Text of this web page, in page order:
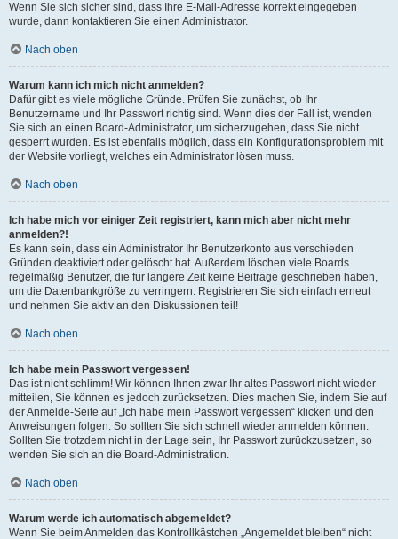
Wenn Sie sich sicher sind, dass Ihre E-Mail-Adresse korrekt eingegeben
wurde, dann kontaktieren Sie einen Administrator.
Nach oben
Warum kann ich mich nicht anmelden?
Dafür gibt es viele mögliche Gründe. Prüfen Sie zunächst, ob Ihr
Benutzername und Ihr Passwort richtig sind. Wenn dies der Fall ist, wenden
Sie sich an einen Board-Administrator, um sicherzugehen, dass Sie nicht
gesperrt wurden. Es ist ebenfalls möglich, dass ein Konfigurationsproblem mit
der Website vorliegt, welches ein Administrator lösen muss.
Nach oben
Ich habe mich vor einiger Zeit registriert, kann mich aber nicht mehr
anmelden?!
Es kann sein, dass ein Administrator Ihr Benutzerkonto aus verschieden
Gründen deaktiviert oder gelöscht hat. Außerdem löschen viele Boards
regelmäßig Benutzer, die für längere Zeit keine Beiträge geschrieben haben,
um die Datenbankgröße zu verringern. Registrieren Sie sich einfach erneut
und nehmen Sie aktiv an den Diskussionen teil!
Nach oben
Ich habe mein Passwort vergessen!
Das ist nicht schlimm! Wir können Ihnen zwar Ihr altes Passwort nicht wieder
mitteilen, Sie können es jedoch zurücksetzen. Dies machen Sie, indem Sie auf
der Anmelde-Seite auf „Ich habe mein Passwort vergessen“ klicken und den
Anweisungen folgen. So sollten Sie sich schnell wieder anmelden können.
Sollten Sie trotzdem nicht in der Lage sein, Ihr Passwort zurückzusetzen, so
wenden Sie sich an die Board-Administration.
Nach oben
Warum werde ich automatisch abgemeldet?
Wenn Sie beim Anmelden das Kontrollkästchen „Angemeldet bleiben“ nicht